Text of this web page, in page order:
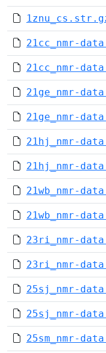
21cc_nmr-
21cc_nmr-
21ge_nmr-
21ge_nmr-
21hj_nmr-
21hj_nmr-
21wb_nmr-
21wb_nmr-
23ri_nmr-
23ri_nmr-
25sj_nmr-
25sj_nmr-
25sm_nmr-